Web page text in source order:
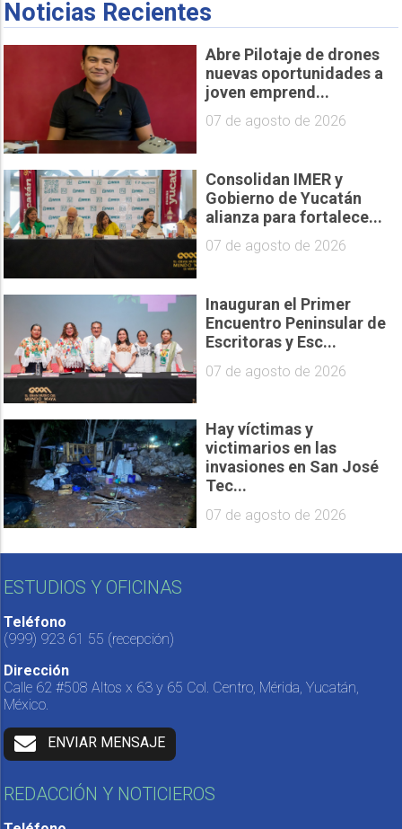
Noticias Recientes
Abre Pilotaje de drones
nuevas oportunidades a
joven emprend...
07 de agosto de 2026
Consolidan IMER y
Gobierno de Yucatán
alianza para fortalece...
07 de agosto de 2026
Inauguran el Primer
Encuentro Peninsular de
Escritoras y Esc...
07 de agosto de 2026
Hay víctimas y
victimarios en las
invasiones en San José
Tec...
07 de agosto de 2026
ESTUDIOS Y OFICINAS
Teléfono
(999) 923 61 55 (recepción)
Dirección
Calle 62 #508 Altos x 63 y 65 Col. Centro, Mérida, Yucatán,
México.
ENVIAR MENSAJE
REDACCIÓN Y NOTICIEROS